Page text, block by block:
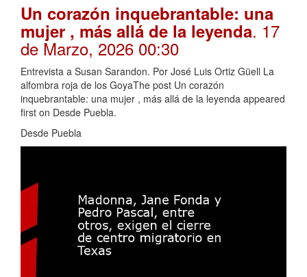
Un corazón inquebrantable: una
mujer , más allá de la leyenda. 17
de Marzo, 2026 00:30
Entrevista a Susan Sarandon. Por José Luis Ortiz Güell La
alfombra roja de los GoyaThe post Un corazón
inquebrantable: una mujer , más allá de la leyenda appeared
first on Desde Puebla.
Desde Puebla